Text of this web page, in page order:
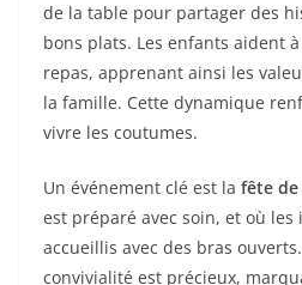
de la table pour partager des
bons plats. Les enfants aident
repas, apprenant ainsi les
la famille. Cette dynamique
vivre les coutumes.
Un événement clé est la fête de
est préparé avec soin, et où les
accueillis avec des bras
convivialité est précieux,